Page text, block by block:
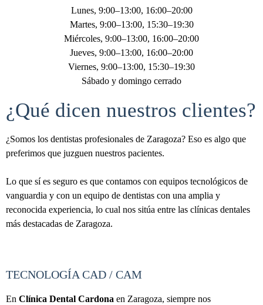
Lunes, 9:00–13:00, 16:00–20:00
Martes, 9:00–13:00, 15:30–19:30
Miércoles, 9:00–13:00, 16:00–20:00
Jueves, 9:00–13:00, 16:00–20:00
Viernes, 9:00–13:00, 15:30–19:30
Sábado y domingo cerrado
¿Qué dicen nuestros clientes?
¿Somos los dentistas profesionales de Zaragoza? Eso es algo que
preferimos que juzguen nuestros pacientes.
Lo que sí es seguro es que contamos con equipos tecnológicos de
vanguardia y con un equipo de dentistas con una amplia y
reconocida experiencia, lo cual nos sitúa entre las clínicas dentales
más destacadas de Zaragoza.
TECNOLOGÍA CAD / CAM
En Clínica Dental Cardona en Zaragoza, siempre nos